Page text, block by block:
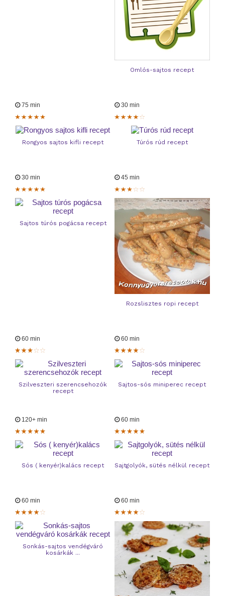
Omlós-sajtos recept
75 min
Rongyos sajtos kifli recept
30 min
Túrós rúd recept
30 min
Sajtos túrós pogácsa recept
45 min
Rozslisztes ropi recept
60 min
Szilveszteri szerencsehozók
recept
60 min
Sajtos-sós miniperec recept
120+ min
Sós ( kenyér)kalács recept
60 min
Sajtgolyók, sütés nélkül recept
60 min
Sonkás-sajtos vendégváró
kosárkák ...
60 min